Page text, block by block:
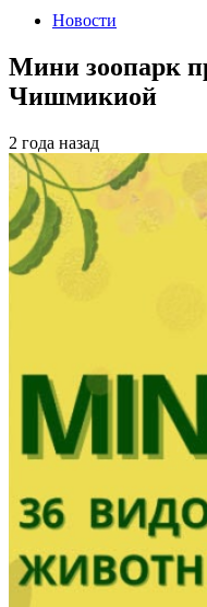
Новости
Мини зоопарк
Чишмикиой
2 года назад